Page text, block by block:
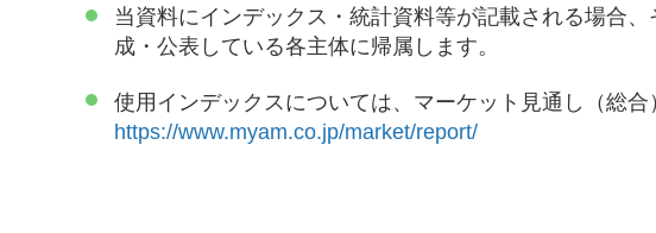
当資料にインデックス・統計資料等が記載される場合
成・公表している各主体に帰属します。
使用インデックスについては、マーケット見通し（総合
https://www.myam.co.jp/market/report/